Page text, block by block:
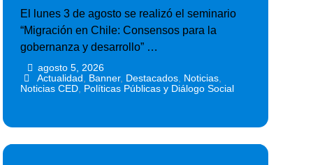
El lunes 3 de agosto se realizó el seminario
“Migración en Chile: Consensos para la
gobernanza y desarrollo” …
agosto 5, 2026
Actualidad Banner, Destacados, Noticias,
Noticias CED Políticas Públicas y Diálogo Social